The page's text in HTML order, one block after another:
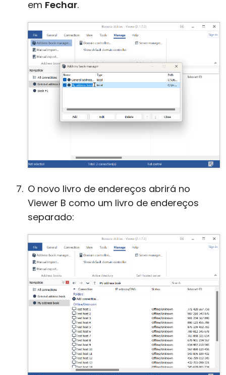
em Fechar.
O novo livro de endereços abrirá no
Viewer B como um livro de endereços
separado: